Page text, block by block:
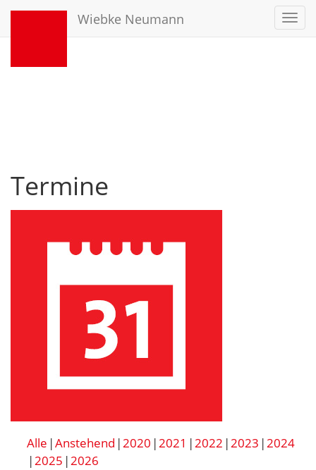
Wiebke Neumann
Termine
Alle Anstehend 2020 2021 2022 2023 2024
2025 2026